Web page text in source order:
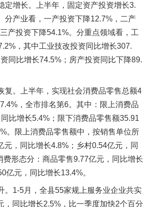
定增长。上半年，固定资产投资增长3.
分产业看，一产投资下降12.7%，二产
产投资下降54.1%。分重点领域看，工
，其中工业技改投资同比增长307.
同比增长74.5%；房产投资同比下降89.
复。上半年，实现社会消费品零售总额4
，全市排名第6。其中：限上消费品
比增长5.4%；限下消费品零售额35.91
。限上消费品零售额中，按销售单位所
元，同比增长4.8%；乡村0.54亿元，同
费形态分：商品零售9.77亿元，同比增长
亿元，同比增长13.4%。
。1-5月，全县55家规上服务业企业共实
，同比增长2.5%，比一季度加快2个百分